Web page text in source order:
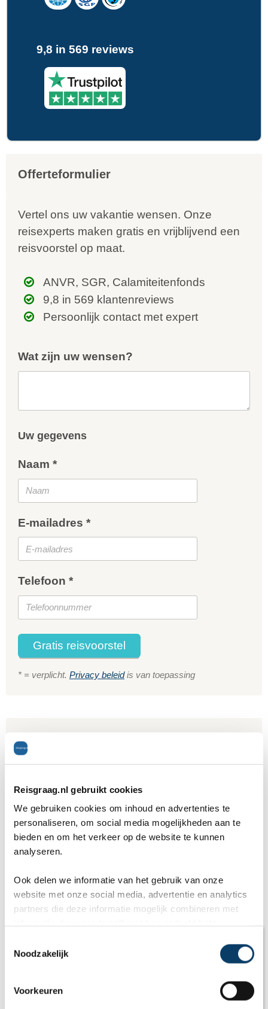
Reisgraag.nl gebruikt cookies
We gebruiken cookies om inhoud en advertenties te
personaliseren, om social media mogelijkheden aan te
bieden en om het verkeer op de website te kunnen
analyseren.
Ook delen we informatie van het gebruik van onze
website met onze social media, advertentie en analytics
partners die deze informatie mogelijk combineren met
Noodzakelijk
Voorkeuren
9,8 in 569 reviews
Offerteformulier
Vertel ons uw vakantie wensen. Onze
reisexperts maken gratis en vrijblijvend een
reisvoorstel op maat.
ANVR, SGR, Calamiteitenfonds
9,8 in 569 klantenreviews
Persoonlijk contact met expert
Wat zijn uw wensen?
Uw gegevens
Naam *
E-mailadres *
Telefoon *
Gratis reisvoorstel
* = verplicht. Privacy beleidis van toepassing
Geef als eerste een cijfer voor dit artikel
Deel dit artikel
Gerelateerde artikelen